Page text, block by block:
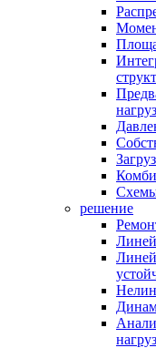
Схемы
решение